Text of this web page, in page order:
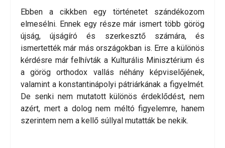
Ebben a cikkben egy történetet szándékozom
elmesélni. Ennek egy része már ismert több görög
újság, újságíró és szerkesztő számára, és
ismertették már más országokban is. Erre a különös
kérdésre már felhívták a Kulturális Minisztérium és
a görög orthodox vallás néhány képviselőjének,
valamint a konstantinápolyi pátriárkának a figyelmét.
De senki nem mutatott különös érdeklődést, nem
azért, mert a dolog nem méltó figyelemre, hanem
szerintem nem a kellő súllyal mutatták be nekik.